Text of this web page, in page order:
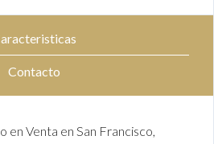
Contacto
Venta en San Francisco,